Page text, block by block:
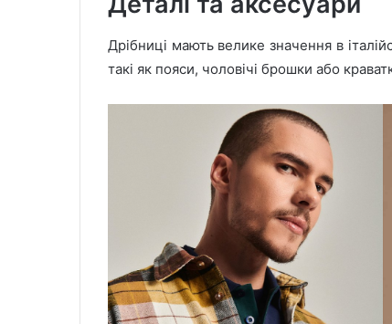
Дрібниці мають велике значення в
такі як пояси, чоловічі брошки або